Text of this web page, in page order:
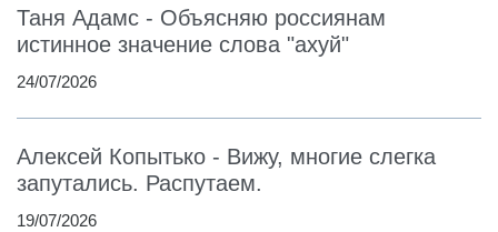
Таня Адамс - Объясняю россиянам
истинное значение слова "ахуй"
24/07/2026
Алексей Копытько - Вижу, многие слегка
запутались. Распутаем.
19/07/2026